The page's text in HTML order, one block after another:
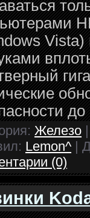
до
Железо
Lemon^ |
(0)